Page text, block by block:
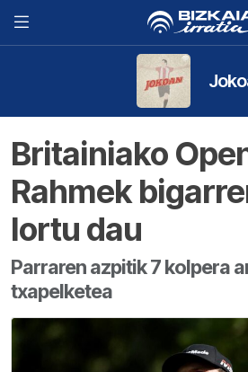
Britainiako
Rahmek
lortu dau
Parraren azpitik 7 kolpera
txapelketea